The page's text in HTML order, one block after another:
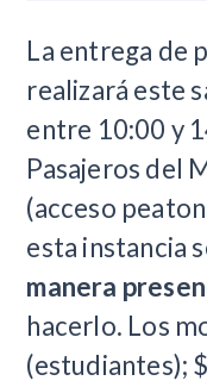
La entrega de
realizará este
entre 10:00 y
Pasajeros del
(acceso
esta instancia
manera
hacerlo. Los
(estudiantes);